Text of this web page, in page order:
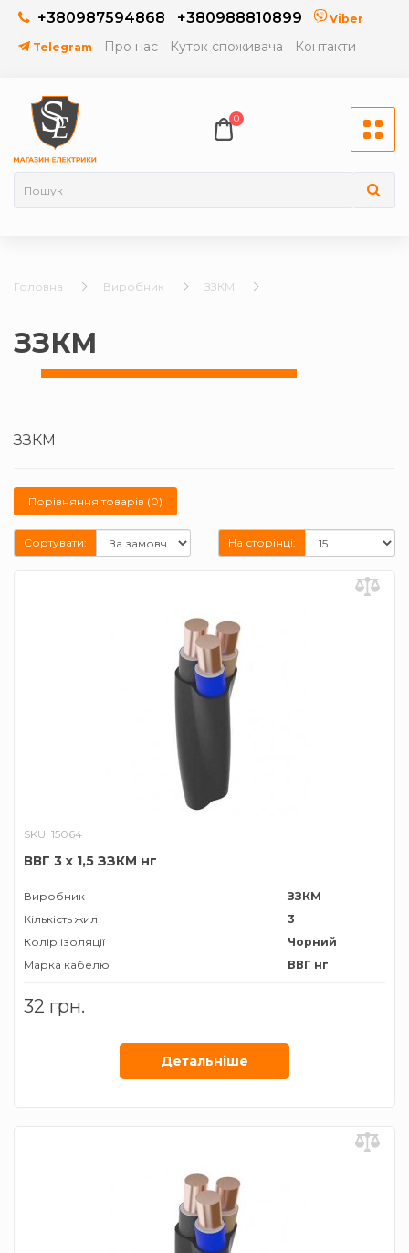
+380987594868 +380988810899 Viber
Telegram Про нас Куток споживача Контакти
0
Головна Виробник ЗЗКМ
ЗЗКМ
ЗЗКМ
Порівняння товарів (0)
Сортувати: На сторінці:
SKU: 15064
ВВГ 3 х 1,5 ЗЗКМ нг
Виробник
ЗЗКМ
Кількість жил
3
Колір ізоляції
Чорний
Марка кабелю
ВВГ нг
Січення жили
32 грн.
Детальнiше